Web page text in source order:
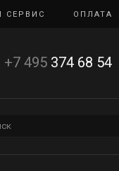
СЕРВИС ОПЛАТА
+7 495 374 68 54